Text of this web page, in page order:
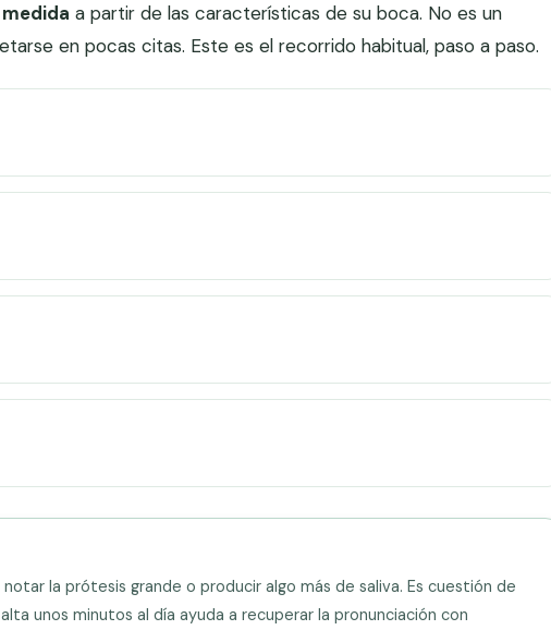
medida a partir de las características de su boca. No es un
en pocas citas. Este es el recorrido habitual, paso a paso.
la prótesis grande o producir algo más de saliva. Es cuestión de
unos minutos al día ayuda a recuperar la pronunciación con